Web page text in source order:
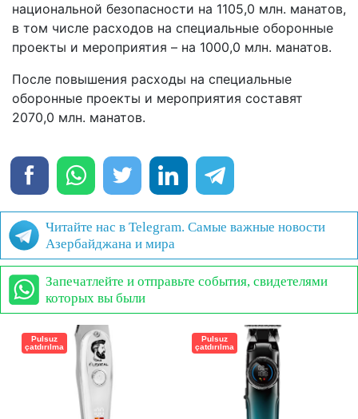
национальной безопасности на 1105,0 млн. манатов,
в том числе расходов на специальные оборонные
проекты и мероприятия – на 1000,0 млн. манатов.
После повышения расходы на специальные
оборонные проекты и мероприятия составят
2070,0 млн. манатов.
Читайте нас в Telegram. Самые важные новости
Азербайджана и мира
Запечатлейте и отправьте события, свидетелями
которых вы были